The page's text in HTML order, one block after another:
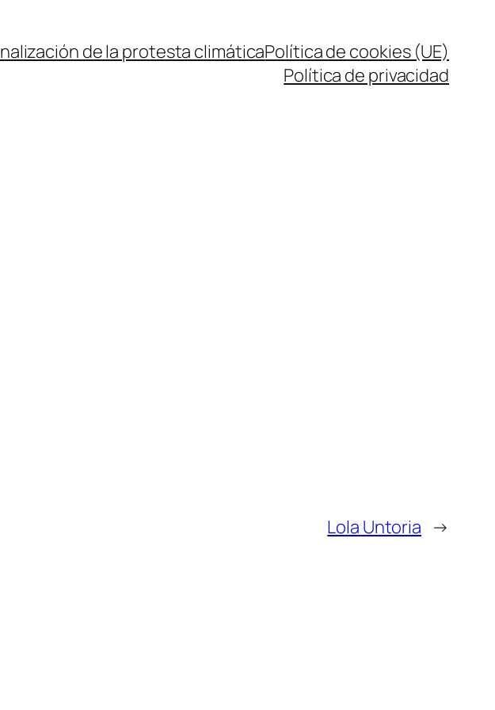
de la protesta climáticaPolítica de cookies (UE)
Política de privacidad
Lola Untoria →